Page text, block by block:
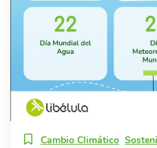
Cambio Climático